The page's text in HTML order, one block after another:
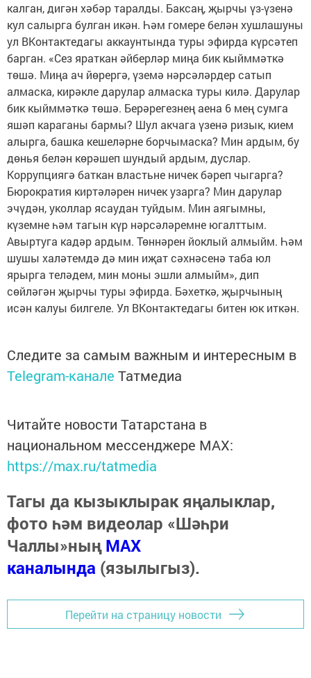
калган, дигән хәбәр таралды. Баксаң, җырчы үз-үзенә
кул салырга булган икән. Һәм гомере белән хушлашуны
ул ВКонтактедагы аккаунтында туры эфирда күрсәтеп
барган. «Сез яраткан әйберләр миңа бик кыйммәткә
төшә. Миңа ач йөрергә, үземә нәрсәләрдер сатып
алмаска, кирәкле дарулар алмаска туры килә. Дарулар
бик кыйммәткә төшә. Берәрегезнең аена 6 мең сумга
яшәп караганы бармы? Шул акчага үзенә ризык, кием
алырга, башка кешеләрне борчымаска? Мин ардым, бу
дөнья белән көрәшеп шундый ардым, дуслар.
Коррупциягә баткан властьне ничек бәреп чыгарга?
Бюрократия киртәләрен ничек узарга? Мин дарулар
эчүдән, уколлар ясаудан туйдым. Мин аягымны,
күземне һәм тагын күр нәрсәләремне югалттым.
Авыртуга кадәр ардым. Төннәрен йоклый алмыйм. Һәм
шушы халәтемдә дә мин иҗат сәхнәсенә таба юл
ярырга теләдем, мин моны эшли алмыйм», дип
сөйләгән җырчы туры эфирда. Бәхеткә, җырчының
исән калуы билгеле. Ул ВКонтактедагы битен юк иткән.
Следите за самым важным и интересным в
Telegram-канале Татмедиа
Читайте новости Татарстана в
национальном мессенджере MАХ:
https://max.ru/tatmedia
Тагы да кызыклырак яңалыклар,
фото һәм видеолар «Шәһри
Чаллы»ныңMAX
каналында (язылыгыз).
Перейти на страницу новости